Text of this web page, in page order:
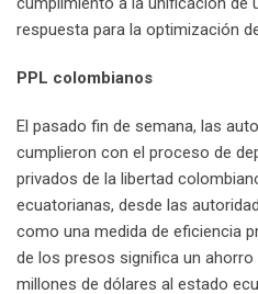
respuesta para la optimización
PPL colombianos
El pasado fin de semana, las
cumplieron con el proceso de
privados de la libertad
ecuatorianas, desde las
como una medida de eficiencia
de los presos significa un
millones de dólares al estado